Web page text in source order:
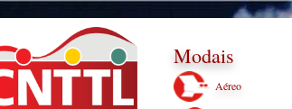
Modais
Aéreo